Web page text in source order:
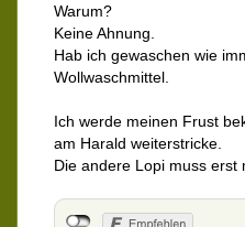
Warum?
Keine Ahnung.
Hab ich gewaschen wie
Wollwaschmittel.
Ich werde meinen Frust
am Harald weiterstricke.
Die andere Lopi muss erst